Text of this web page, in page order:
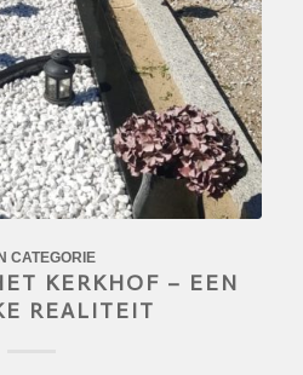
CATEGORIE
KERKHOF – EEN
REALITEIT